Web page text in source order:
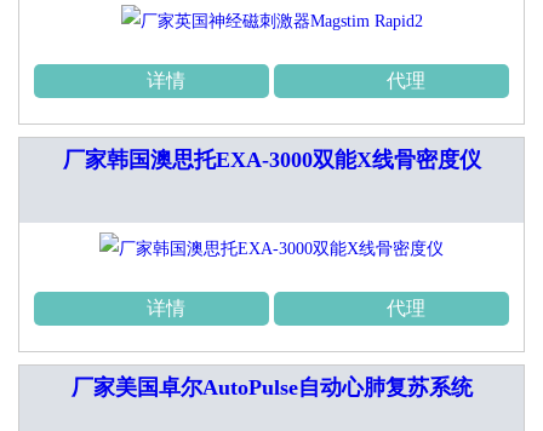
详情 代理
厂家韩国澳思托EXA-3000双能X线骨密度仪
详情 代理
厂家美国卓尔AutoPulse自动心肺复苏系统